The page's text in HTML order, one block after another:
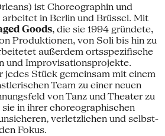
ist Choreographin und
in Berlin und Brüssel. Mit
Goods, die sie 1994 gründete,
Produktionen, von Soli bis hin zu
außerdem ortsspezifische
und Improvisationsprojekte.
Stück gemeinsam mit einem
Team zu einer neuen
von Tanz und Theater zu
in ihrer choreographischen
verletzlichen und selbst-
Fokus.